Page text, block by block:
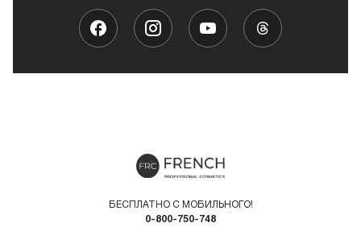
БЕСПЛАТНО С МОБИЛЬНОГО!
0-800-750-748